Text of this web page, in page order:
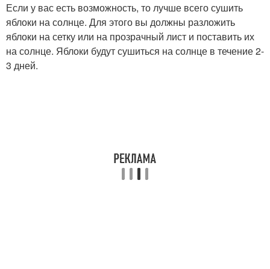
Если у вас есть возможность, то лучше всего сушить
яблоки на солнце. Для этого вы должны разложить
яблоки на сетку или на прозрачный лист и поставить их
на солнце. Яблоки будут сушиться на солнце в течение 2-
3 дней.